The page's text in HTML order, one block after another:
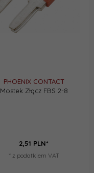
PHOENIX CONTACT
Mostek Złącz FBS 2-8
2,51 PLN*
* z podatkiem VAT